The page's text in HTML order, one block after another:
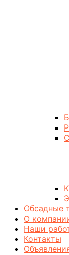
Обсадные
О
Наши
Контакты